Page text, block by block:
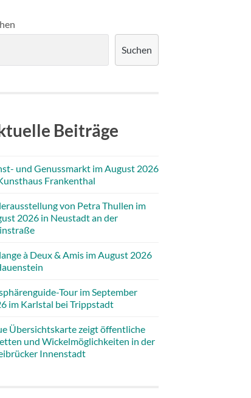
Suchen
Beiträge
und Genussmarkt im August 2026
Frankenthal
von Petra Thullen im
2026 in Neustadt an der
à Deux & Amis im August 2026
Tour im September
im Karlstal bei Trippstadt
Übersichtskarte zeigt öffentliche
und Wickelmöglichkeiten in der
Innenstadt